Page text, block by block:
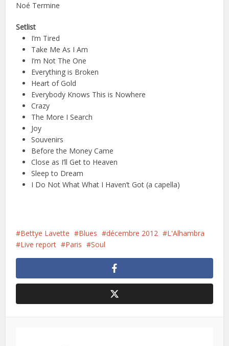
Noé Termine
Setlist
I’m Tired
Take Me As I Am
I’m Not The One
Everything is Broken
Heart of Gold
Everybody Knows This is Nowhere
Crazy
The More I Search
Joy
Souvenirs
Before the Money Came
Close as I’ll Get to Heaven
Sleep to Dream
I Do Not What What I Haven’t Got (a capella)
Bettye Lavette Blues décembre 2012
L'Alhambra
Live report
Paris Soul